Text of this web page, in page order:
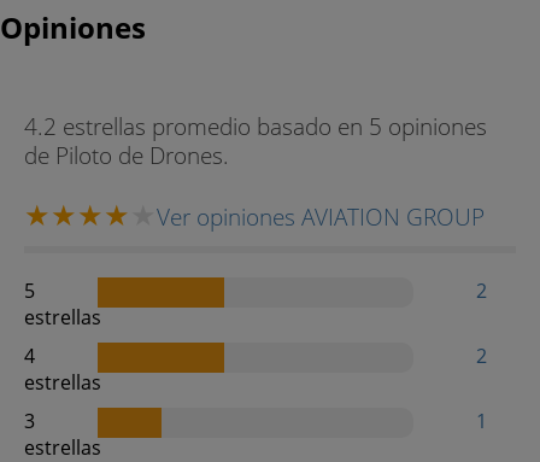
Opiniones
4.2 estrellas promedio basado en 5 opiniones
de Piloto de Drones.
Ver opiniones AVIATION GROUP
5
estrellas
2
4
estrellas
2
3
estrellas
1